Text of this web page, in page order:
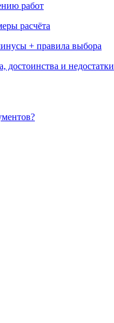
работ
расчёта
+ правила выбора
и недостатки